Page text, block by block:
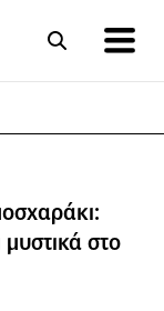
μυστικά στο